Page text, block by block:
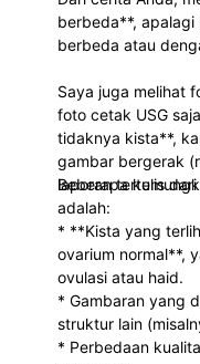
berbeda**,
berbeda atau
Saya juga melihat
foto cetak USG
tidaknya kista**,
gambar bergerak
laporan tertulis
Beberapa
adalah:
* **Kista yang
ovarium normal**,
ovulasi atau haid.
* Gambaran yang
struktur lain
* Perbedaan